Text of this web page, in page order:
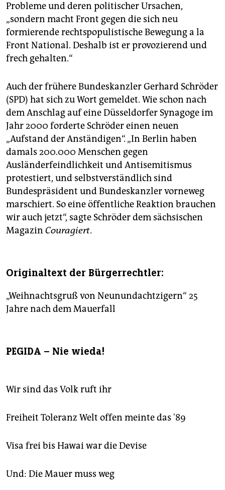
Probleme und deren politischer Ursachen,
„sondern macht Front gegen die sich neu
formierende rechtspopulistische Bewegung a la
Front National. Deshalb ist er provozierend und
frech gehalten.“
Auch der frühere Bundeskanzler Gerhard Schröder
(SPD) hat sich zu Wort gemeldet. Wie schon nach
dem Anschlag auf eine Düsseldorfer Synagoge im
Jahr 2000 forderte Schröder einen neuen
„Aufstand der Anständigen“. „In Berlin haben
damals 200.000 Menschen gegen
Ausländerfeindlichkeit und Antisemitismus
protestiert, und selbstverständlich sind
Bundespräsident und Bundeskanzler vorneweg
marschiert. So eine öffentliche Reaktion brauchen
wir auch jetzt“, sagte Schröder dem sächsischen
Magazin Couragiert.
Originaltext der Bürgerrechtler:
„Weihnachtsgruß von Neunundachtzigern“ 25
Jahre nach dem Mauerfall
PEGIDA – Nie wieda!
Wir sind das Volk ruft ihr
Freiheit Toleranz Welt offen meinte das '89
Visa frei bis Hawai war die Devise
Und: Die Mauer muss weg